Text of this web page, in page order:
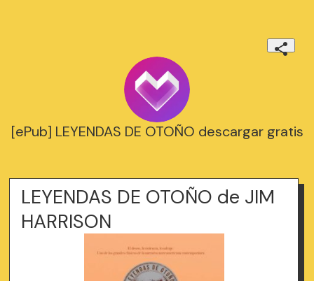
[ePub] LEYENDAS DE OTOÑO descargar gratis
LEYENDAS DE OTOÑO de JIM
HARRISON